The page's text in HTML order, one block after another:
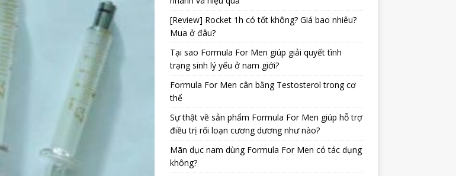
[Review] Rocket 1h có tốt không? Giá bao nhiêu?
Mua ở đâu?
Tại sao Formula For Men giúp giải quyết tình
trạng sinh lý yếu ở nam giới?
Formula For Men cân bằng Testosterol trong cơ
thể
Sự thật về sản phẩm Formula For Men giúp hỗ trợ
điều trị rối loạn cương dương như nào?
Mãn dục nam dùng Formula For Men có tác dụng
không?